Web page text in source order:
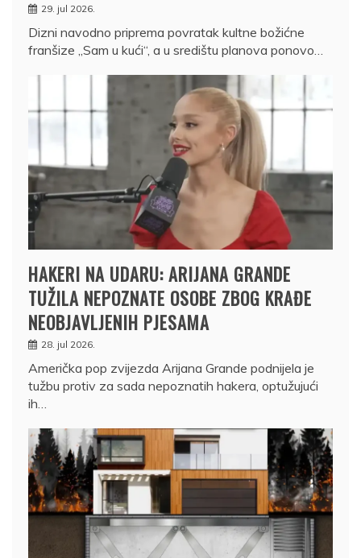
29. jul 2026.
Dizni navodno priprema povratak kultne božićne
franšize „Sam u kući“, a u središtu planova ponovo…
HAKERI NA UDARU: ARIJANA GRANDE
TUŽILA NEPOZNATE OSOBE ZBOG KRAĐE
NEOBJAVLJENIH PJESAMA
28. jul 2026.
Američka pop zvijezda Arijana Grande podnijela je
tužbu protiv za sada nepoznatih hakera, optužujući
ih…